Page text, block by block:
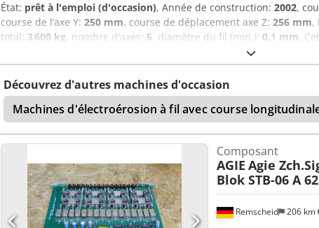
État: prêt à l'emploi (d'occasion), Année de construction: 2002,
course de l’axe Y: 250 mm, course de déplacement axe Z: 256 mm,
total: 3 600 kg, nombre d'axes: 5, diamètre du fil (min.): 0,1 mm,
Agiecut Challenge 2 à 5 axes a été fabriquée en 2002. Elle pèse 3
de 9 kVA. La machine comprend des équipements
externe ICS Cool Energy i-Chiller et un terminal de commande
d'une souris. Si vous recherchez des capacités d'électroérosion à
AGIE Agiecut Challenge 2 que nous proposons à la vente.
3 x 400 V- Fréquence : 50 Hz- Puissance : 9 kVA- Courant nominal
unité de refroidissement externe ICS Cool Energy i-Chiller
supplémentaire : console d'opérateur autonome avec écran,
Découvrez d'autres machines d'occasion
Machines d'électroérosion à fil avec course
Remscheid 206 km
Composant
AGIE Agie
Blok STB-06 A